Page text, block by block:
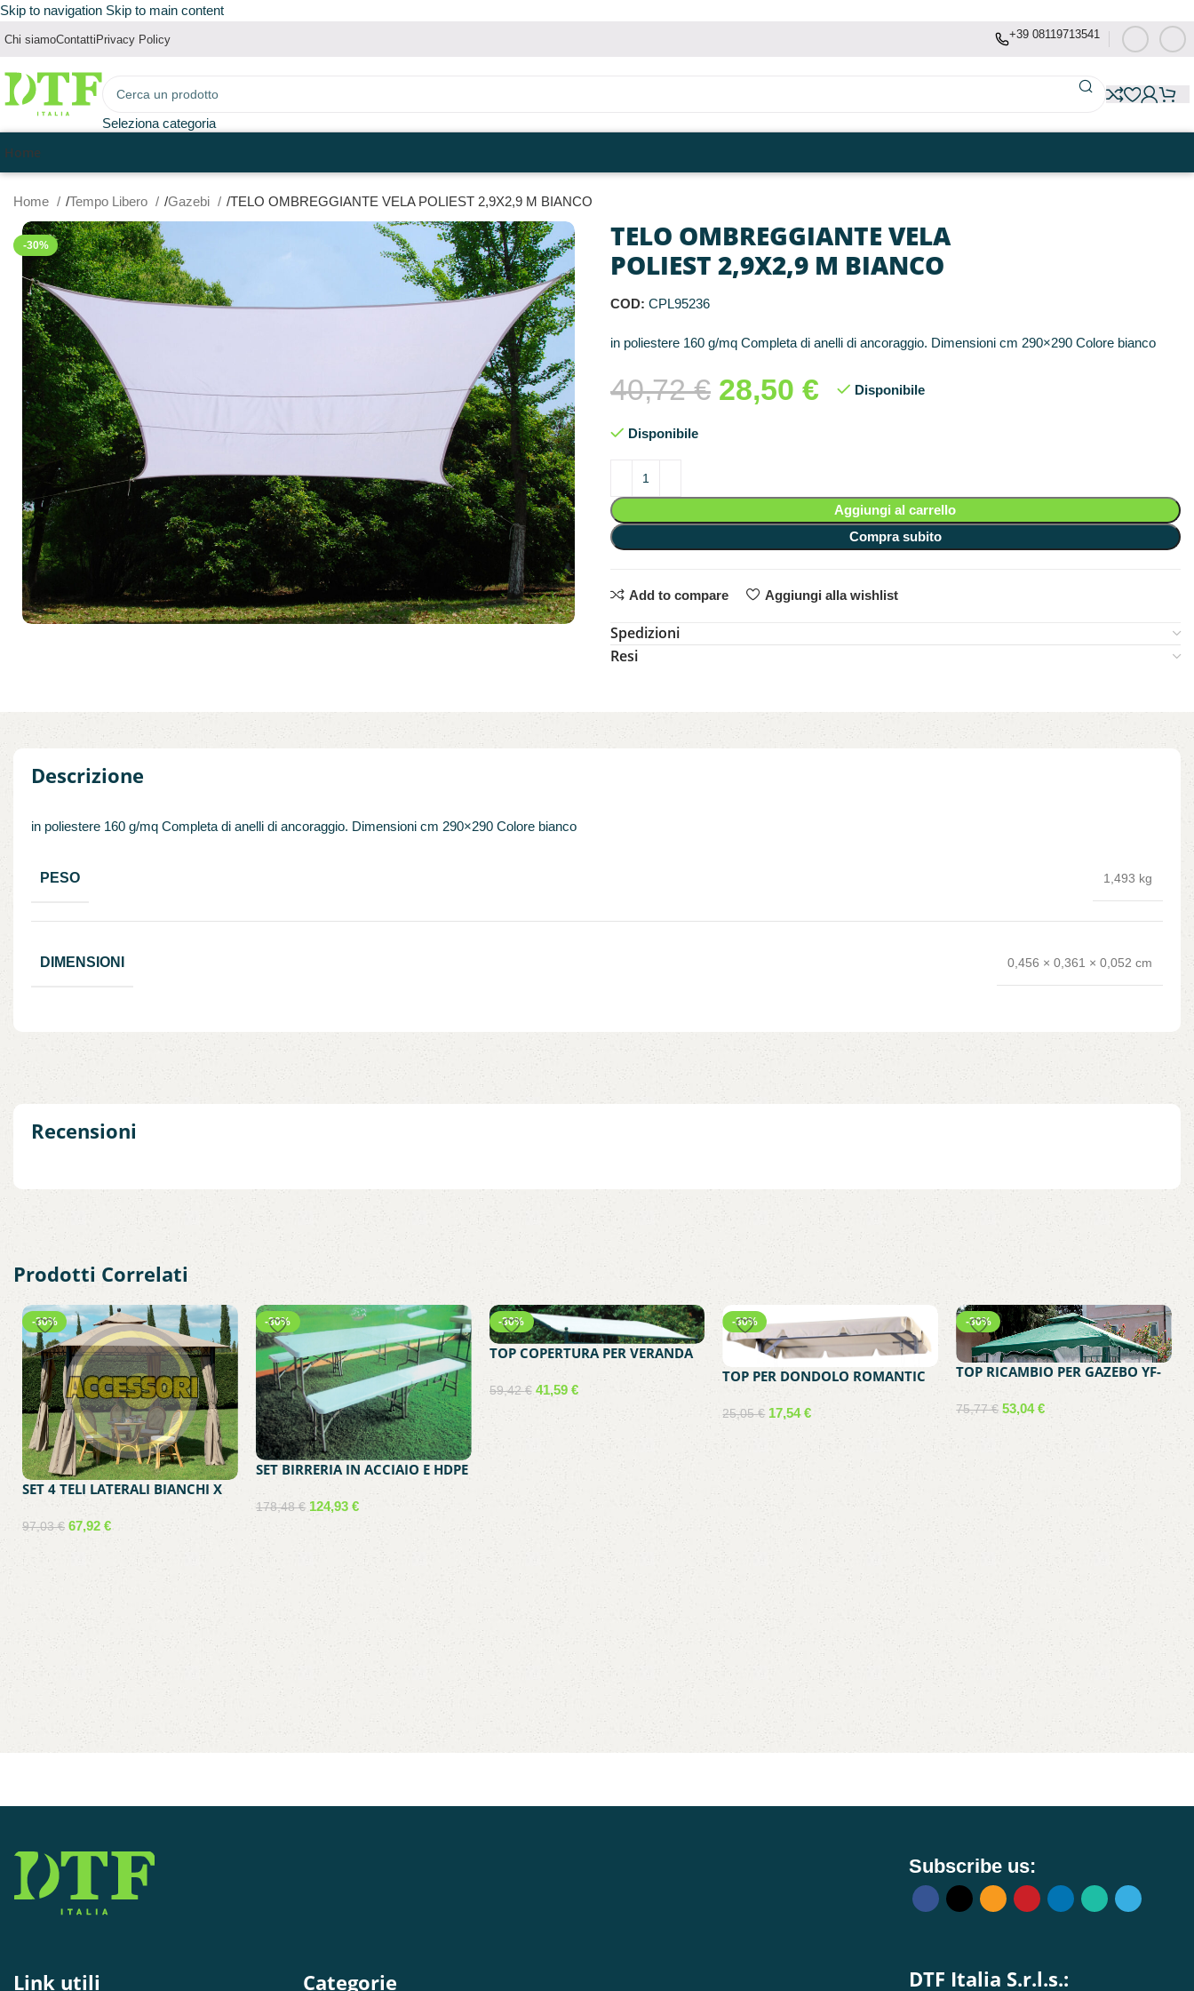
Skip to navigation Skip to main content
Chi siamoContattiPrivacy Policy +39 08119713541
Seleziona categoria
Home
Home Tempo Libero Gazebi TELO OMBREGGIANTE VELA POLIEST 2,9X2,9 M BIANCO
-30%
TELO OMBREGGIANTE VELA
POLIEST 2,9X2,9 M BIANCO
COD: CPL95236
in poliestere 160 g/mq Completa di anelli di ancoraggio. Dimensioni cm 290×290 Colore bianco
40,72€ 28,50 € Disponibile
Disponibile
Aggiungi al carrello
Compra subito
Add to compare Aggiungi alla wishlist
Spedizioni
Resi
Descrizione
in poliestere 160 g/mq Completa di anelli di ancoraggio. Dimensioni cm 290×290 Colore bianco
PESO 1,493 kg
DIMENSIONI 0,456 × 0,361 × 0,052 cm
Recensioni
Prodotti Correlati
-30%
SET 4 TELI LATERALI BIANCHI X
GAZEBO EDEN
97,03€ 67,92 €
Aggiungi al carrello
-30%
SET BIRRERIA IN ACCIAIO E HDPE
178,48€ 124,93 €
Aggiungi al carrello
-30%
TOP COPERTURA PER VERANDA
59,42€ 41,59 €
Aggiungi al carrello
-30%
TOP PER DONDOLO ROMANTIC
YF-SW005R
25,05€ 17,54€
Aggiungi al carrello
-30%
TOP RICAMBIO PER GAZEBO YF-
75,77€ 53,04€
Link utili Categorie
Subscribe us:
DTF Italia S.r.l.s.: